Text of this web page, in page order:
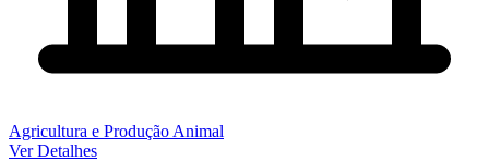
Agricultura e Produção Animal
Ver Detalhes